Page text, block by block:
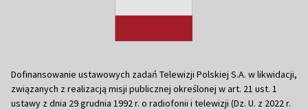
Dofinansowanie ustawowych zadań Telewizji Polskiej S.A. w likwidacji,
związanych z realizacją misji publicznej określonej w art. 21 ust. 1
ustawy z dnia 29 grudnia 1992 r. o radiofonii i telewizji (Dz. U. z 2022 r.